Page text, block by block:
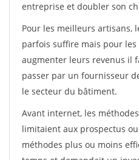
entreprise et doubler son
Pour les meilleurs artisans,
parfois suffire mais pour
augmenter leurs revenus il
passer par un fournisseur
le secteur du bâtiment.
Avant internet, les
limitaient aux prospectus
méthodes plus ou moins